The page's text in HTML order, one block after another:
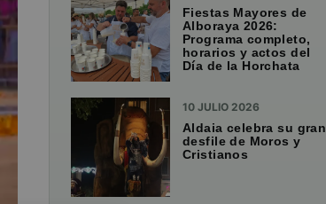
Fiestas Mayores de
Alboraya 2026:
Programa completo,
horarios y actos del
Día de la Horchata
10 JULIO 2026
Aldaia celebra su gran
desfile de Moros y
Cristianos